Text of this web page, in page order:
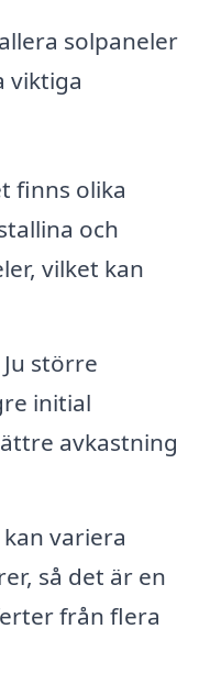
solpaneler
viktiga
finns olika
och
vilket kan
Ju större
initial
avkastning
variera
så det är en
från flera